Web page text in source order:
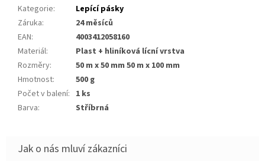
Kategorie:
Lepící pásky
Záruka:
24 měsíců
EAN:
4003412058160
Materiál:
plast + hliníková lícní vrstva
Rozměry:
50 m x 50 mm 50 m x 100 mm
Hmotnost:
500 g
Počet v balení:
1 ks
Barva: stříbrná